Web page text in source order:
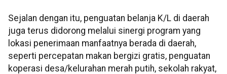
Sejalan dengan itu, penguatan belanja K/L di daerah
juga terus didorong melalui sinergi program yang
lokasi penerimaan manfaatnya berada di daerah,
seperti percepatan makan bergizi gratis, penguatan
koperasi desa/kelurahan merah putih, sekolah rakyat,